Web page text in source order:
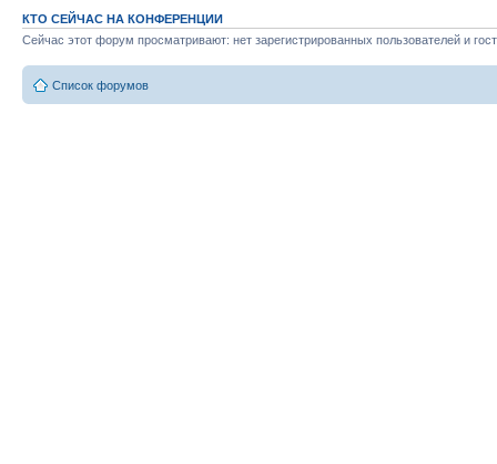
КТО СЕЙЧАС НА КОНФЕРЕНЦИИ
Сейчас этот форум просматривают: нет зарегистрированных пользователей и
Список форумов